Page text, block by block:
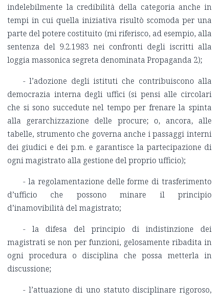
indelebilmente la credibilità della categoria anche in
tempi in cui quella iniziativa risultò scomoda per una
parte del potere costituito (mi riferisco, ad esempio, alla
sentenza del 9.2.1983 nei confronti degli iscritti alla
loggia massonica segreta denominata Propaganda 2);
- l’adozione degli istituti che contribuiscono alla
democrazia interna degli uffici (si pensi alle circolari
che si sono succedute nel tempo per frenare la spinta
alla gerarchizzazione delle procure; o, ancora, alle
tabelle, strumento che governa anche i passaggi interni
dei giudici e dei p.m. e garantisce la partecipazione di
ogni magistrato alla gestione del proprio ufficio);
- la regolamentazione delle forme di trasferimento
d’ufficio che possono minare il principio
d’inamovibilità del magistrato;
- la difesa del principio di indistinzione dei
magistrati se non per funzioni, gelosamente ribadita in
ogni procedura o disciplina che possa metterla in
discussione;
- l’attuazione di uno statuto disciplinare rigoroso,